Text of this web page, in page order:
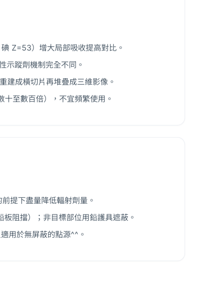
Z=53）增大局部吸收提高對比。
示蹤劑機制完全不同。
成橫切片再堆疊成三維影像。
至數百倍），不宜頻繁使用。
提下盡量降低輻射劑量。
阻擋）；非目標部位用鉛護具遮蔽。
用於無屏蔽的點源^^。